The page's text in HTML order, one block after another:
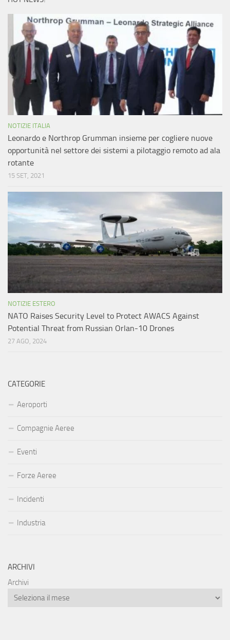
NOTIZIE ITALIA
Leonardo e Northrop Grumman insieme per cogliere nuove
opportunità nel settore dei sistemi a pilotaggio remoto ad ala
rotante
15 SET, 2021
NOTIZIE ESTERO
NATO Raises Security Level to Protect AWACS Against
Potential Threat from Russian Orlan-10 Drones
27 AGO, 2024
CATEGORIE
Aeroporti
Compagnie Aeree
Eventi
Forze Aeree
Incidenti
Industria
ARCHIVI
Archivi